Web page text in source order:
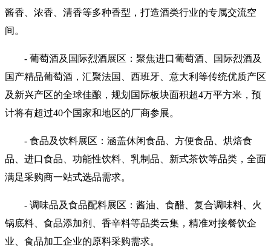
酱香、浓香、清香等多种香型，打造酒类行业的专属交流空
间。
- 葡萄酒及国际烈酒展区：聚焦进口葡萄酒、国际烈酒及
国产精品葡萄酒，汇聚法国、西班牙、意大利等传统优质产区
及新兴产区的全球佳酿，规划国际板块面积超4万平方米，预
计将有超过40个国家和地区的厂商参展。
- 食品及饮料展区：涵盖休闲食品、方便食品、烘焙食
品、进口食品、功能性饮料、乳制品、新式茶饮等品类，全面
满足采购商一站式选品需求。
- 调味品及食品配料展区：酱油、食醋、复合调味料、火
锅底料、食品添加剂、香辛料等品类云集，精准对接餐饮企
业、食品加工企业的原料采购需求。